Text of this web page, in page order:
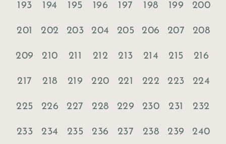
193 194 195 196 197 198 199 200
201 202 203 204 205 206 207 208
209 210 211 212 213 214 215 216
217 218 219 220 221 222 223 224
225 226 227 228 229 230 231 232
233 234 235 236 237 238 239 240